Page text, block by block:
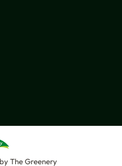
The Greenery